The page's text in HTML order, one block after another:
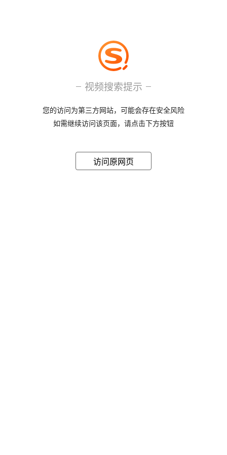
视频搜索提示
您的访问为第三方网站，可能会存在安全风险
如需继续访问该页面，请点击下方按钮
访问原网页